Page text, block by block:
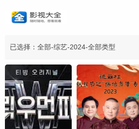
已选择：全部-综艺-2024-全部类型